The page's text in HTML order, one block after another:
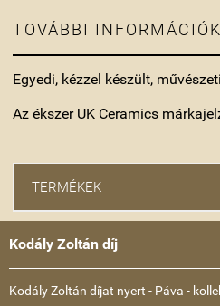
TOVÁBBI
Egyedi, kézzel készült,
Az ékszer UK Ceramics
TERMÉKEK
Kodály Zoltán díj
Kodály Zoltán díjat nyert - Páva -